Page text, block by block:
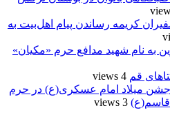
کریمه رساندن پیام اهل‌بیت به
به نام شهید مدافع حرم «مکیان»
قم 4 views
جشن میلاد امام عسکری(ع) در حرم
قاسم(ع) 3 views